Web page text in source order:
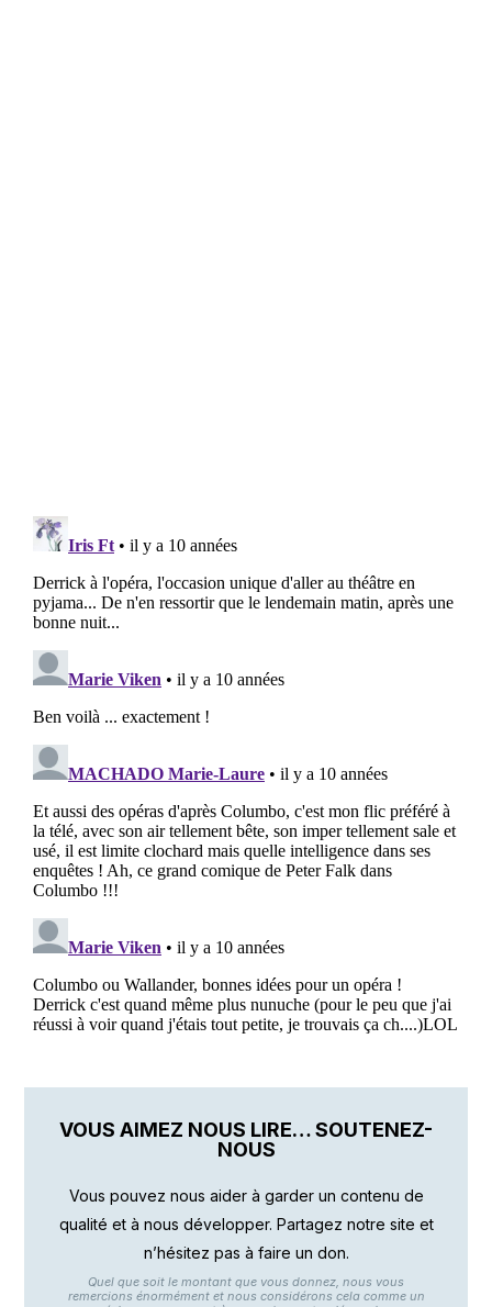
VOUS AIMEZ NOUS LIRE… SOUTENEZ-
NOUS
Vous pouvez nous aider à garder un contenu de
qualité et à nous développer. Partagez notre site et
n’hésitez pas à faire un don.
Quel que soit le montant que vous donnez, nous vous
remercions énormément et nous considérons cela comme un